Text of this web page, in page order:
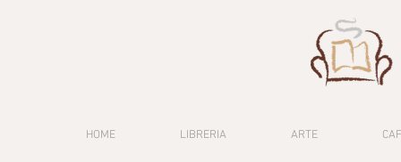
HOME LIBRERIA ARTE